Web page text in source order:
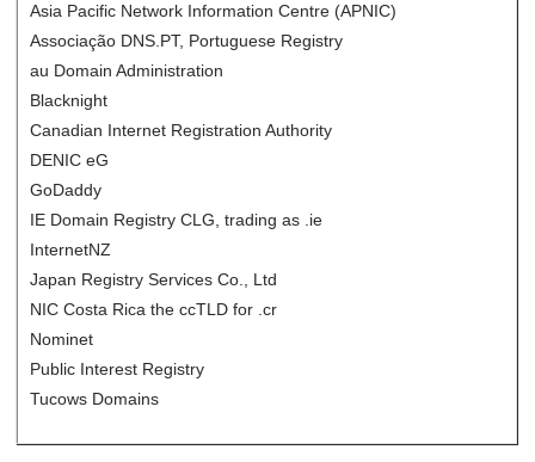
Asia Pacific Network Information Centre (APNIC)
Associação DNS.PT, Portuguese Registry
au Domain Administration
Blacknight
Canadian Internet Registration Authority
DENIC eG
GoDaddy
IE Domain Registry CLG, trading as .ie
InternetNZ
Japan Registry Services Co., Ltd
NIC Costa Rica the ccTLD for .cr
Nominet
Public Interest Registry
Tucows Domains